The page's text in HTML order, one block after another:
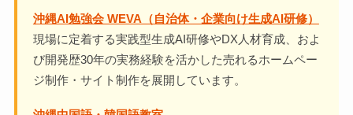
沖縄AI勉強会 WEVA（自治体・企業向け生成AI研修）
現場に定着する実践型生成AI研修やDX人材育成、およ
び開発歴30年の実務経験を活かした売れるホームペー
ジ制作・サイト制作を展開しています。